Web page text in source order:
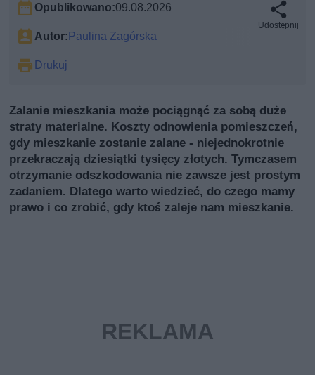
Opublikowano:09.08.2026
Autor: Paulina Zagórska
Drukuj
Udostępnij
Zalanie mieszkania może pociągnąć za sobą duże
straty materialne. Koszty odnowienia pomieszczeń,
gdy mieszkanie zostanie zalane - niejednokrotnie
przekraczają dziesiątki tysięcy złotych. Tymczasem
otrzymanie odszkodowania nie zawsze jest prostym
zadaniem. Dlatego warto wiedzieć, do czego mamy
prawo i co zrobić, gdy ktoś zaleje nam mieszkanie.